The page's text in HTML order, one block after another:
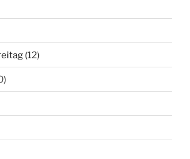
(12)